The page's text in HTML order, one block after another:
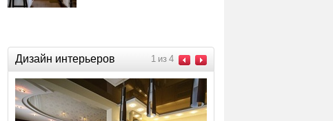
Дизайн интерьеров 1 из 4